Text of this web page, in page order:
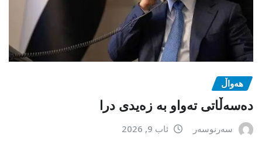
هەواڵ
دەسەڵاتی تەواو بە زەیدی درا
سەرنوسەر ئاب 9, 2026